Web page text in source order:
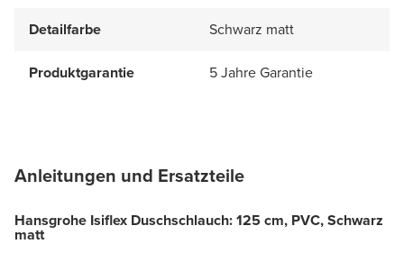
Detailfarbe Schwarz matt
Produktgarantie 5 Jahre Garantie
Anleitungen und Ersatzteile
Hansgrohe Isiflex Duschschlauch: 125 cm, PVC, Schwarz
matt